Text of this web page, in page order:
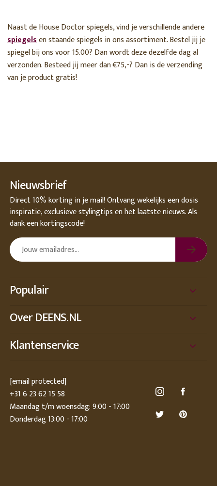
Naast de House Doctor spiegels, vind je verschillende andere
spiegelsen staande spiegels in ons assortiment. Bestel jij je
spiegel bij ons voor 15.00? Dan wordt deze dezelfde dag al
verzonden. Besteed jij meer dan €75,-? Dan is de verzending
van je product gratis!
Nieuwsbrief
Direct 10% korting in je mail! Ontvang wekelijks een dosis
inspiratie, exclusieve stylingtips en het laatste nieuws. Als
dank een kortingscode!
Populair
Over DEENS.NL
Klantenservice
[email protected]
+31 6 23 62 15 58
Maandag t/m woensdag: 9:00 - 17:00
Donderdag 13:00 - 17:00